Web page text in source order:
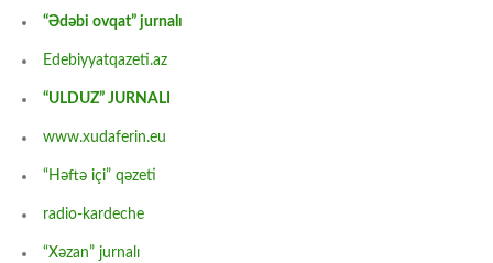
“Ədəbi ovqat” jurnalı
Edebiyyatqazeti.az
“ULDUZ” JURNALI
www.xudaferin.eu
“Həftə içi” qəzeti
radio-kardeche
“Xəzan” jurnalı